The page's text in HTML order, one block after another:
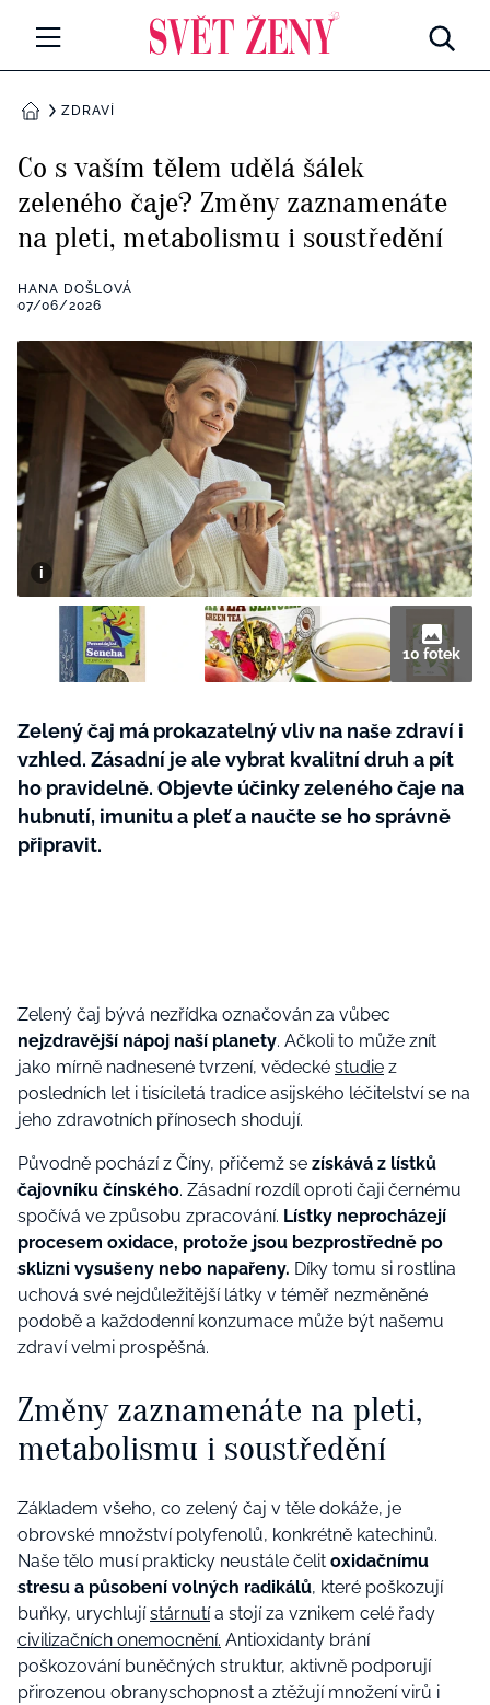
Všechny kategorie
Rozhovory
RETROHUBKY
Všechny kategorie
Seberozvoj
Všechny kategorie
Životní styl
ZÁBAVA
Všechny kategorie
Testy a kvízy
BYDLENÍ
Všechny kategorie
Tvoření
Rady a tipy
BurdaMedia
Extra
SVĚT ŽENY - 599 KČ
ROČNÍ PŘEDPLATNÉ SVĚT ŽENY +
SADA PRODUKTŮ MANA (10 ks)
DOMŮZDRAVÍ
Co s vaším tělem udělá šálek
zeleného čaje? Změny zaznamenáte
na pleti, metabolismu i soustředění
HANA DOŠLOVÁ
07/06/2026
10 fotek
Zelený čaj má prokazatelný vliv na naše zdraví i
vzhled. Zásadní je ale vybrat kvalitní druh a pít
ho pravidelně. Objevte účinky zeleného čaje na
hubnutí, imunitu a pleť a naučte se ho správně
připravit.
Zelený čaj bývá nezřídka označován za vůbec
nejzdravější nápoj naší planety. Ačkoli to může znít
jako mírně nadnesené tvrzení, vědecké studie z
posledních let i tisíciletá tradice asijského léčitelství se na
jeho zdravotních přínosech shodují.
Původně pochází z Číny, přičemž se získává z lístků
čajovníku čínského. Zásadní rozdíl oproti čaji černému
spočívá ve způsobu zpracování. Lístky neprocházejí
procesem oxidace, protože jsou bezprostředně po
sklizni vysušeny nebo napařeny. Díky tomu si rostlina
uchová své nejdůležitější látky v téměř nezměněné
podobě a každodenní konzumace může být našemu
zdraví velmi prospěšná.
Změny zaznamenáte na pleti,
metabolismu i soustředění
Základem všeho, co zelený čaj v těle dokáže, je
obrovské množství polyfenolů, konkrétně katechinů.
Naše tělo musí prakticky neustále čelit oxidačnímu
stresu a působení volných radikálů, které poškozují
buňky, urychlujístárnutía stojí za vznikem celé řady
civilizačních onemocnění. Antioxidanty brání
poškozování buněčných struktur, aktivně podporují
přirozenou obranyschopnost a ztěžují množení virů i